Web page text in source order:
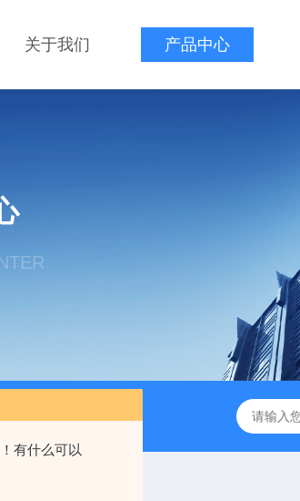
有什么可以
关于我们 产品中心
美国Corning 384孔细胞培养板